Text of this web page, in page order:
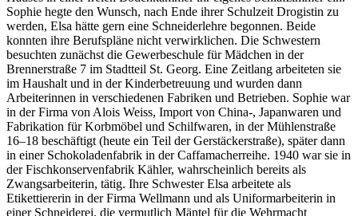
Sophie hegte den Wunsch, nach Ende ihrer Schulzeit Drogistin zu
werden, Elsa hätte gern eine Schneiderlehre begonnen. Beide
konnten ihre Berufspläne nicht verwirklichen. Die Schwestern
besuchten zunächst die Gewerbeschule für Mädchen in der
Brennerstraße 7 im Stadtteil St. Georg. Eine Zeitlang arbeiteten sie
im Haushalt und in der Kinderbetreuung und wurden dann
Arbeiterinnen in verschiedenen Fabriken und Betrieben. Sophie war
in der Firma von Alois Weiss, Import von China-, Japanwaren und
Fabrikation für Korbmöbel und Schilfwaren, in der Mühlenstraße
16–18 beschäftigt (heute ein Teil der Gerstäckerstraße), später dann
in einer Schokoladenfabrik in der Caffamacherreihe. 1940 war sie in
der Fischkonservenfabrik Kähler, wahrscheinlich bereits als
Zwangsarbeiterin, tätig. Ihre Schwester Elsa arbeitete als
Etikettiererin in der Firma Wellmann und als Uniformarbeiterin in
einer Schneiderei, die vermutlich Mäntel für die Wehrmacht